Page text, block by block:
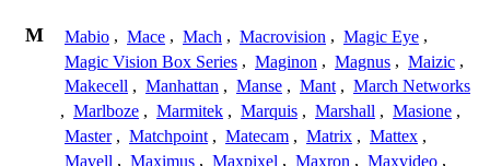
M Mabio , Mace , Mach , Macrovision , Magic Eye ,
Magic Vision Box Series , Maginon , Magnus , Maizic ,
Makecell , Manhattan , Manse , Mant , March Networks
, Marlboze , Marmitek , Marquis , Marshall , Masione ,
Master , Matchpoint , Matecam , Matrix , Mattex ,
Mavell , Maximus , Maxpixel , Maxron , Maxvideo ,